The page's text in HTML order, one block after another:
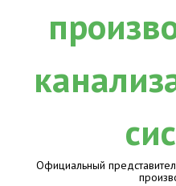
Официальный